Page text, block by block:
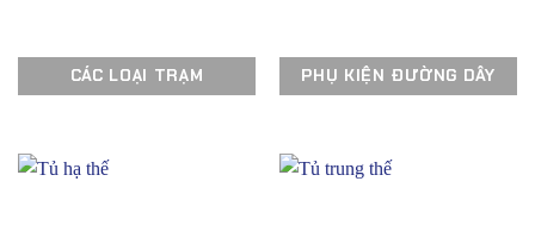
CÁC LOẠI TRẠM PHỤ KIỆN ĐƯỜNG DÂY